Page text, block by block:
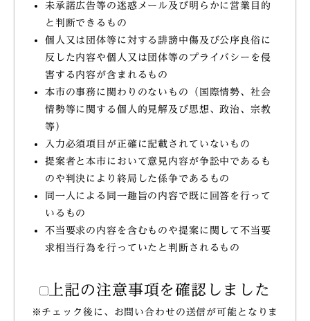
未承諾広告等の迷惑メール及び明らかに営業目的
と判断できるもの
個人又は団体等に対する誹謗中傷及び公序良俗に
反した内容や個人又は団体等のプライバシーを侵
害する内容が含まれるもの
本市の事務に関わりのないもの（国際情勢、社会
情勢等に関する個人的見解及び思想、政治、宗教
等）
入力必須項目が正確に記載されていないもの
提案者と本市において意見内容が争訟中であるも
のや判決により終局した係争であるもの
同一人による同一趣旨の内容で既に回答を行って
いるもの
不当要求の内容を含むものや提案に関して不当要
求相当行為を行っていたと判断されるもの
上記の注意事項を確認しました
※チェック後に、お問い合わせの送信が可能となりま